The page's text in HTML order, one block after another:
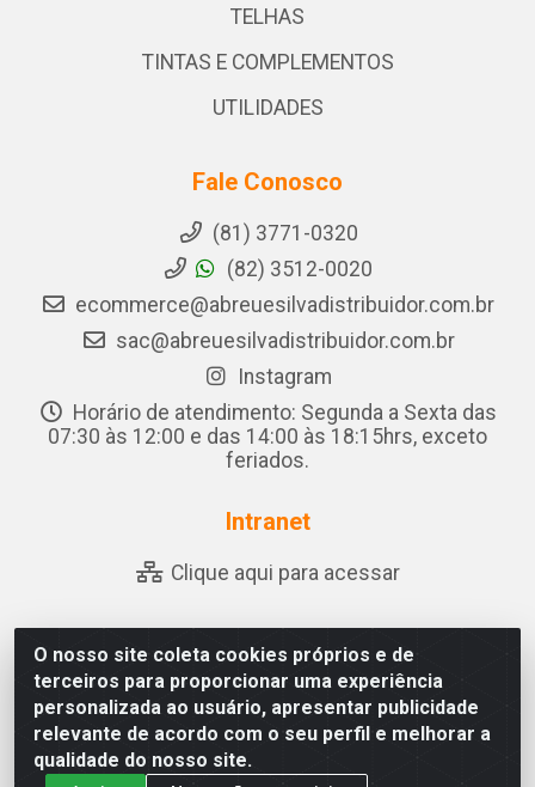
O nosso site coleta cookies próprios e de
terceiros para proporcionar uma experiência
personalizada ao usuário, apresentar publicidade
relevante de acordo com o seu perfil e melhorar a
qualidade do nosso site.
TELHAS
TINTAS E COMPLEMENTOS
UTILIDADES
Fale Conosco
(81) 3771-0320
(82) 3512-0020
ecommerce@abreuesilvadistribuidor.com.br
sac@abreuesilvadistribuidor.com.br
Instagram
Horário de atendimento: Segunda a Sexta das
07:30 às 12:00 e das 14:00 às 18:15hrs, exceto
feriados.
Intranet
Clique aqui para acessar
Abreu & Silva - Rua Padre Jose de Souza Leite, 265 - Ariado,
Olho D'Água das Flores/AL - CEP 57.442-000 - CNPJ
04.790.656/0001-06